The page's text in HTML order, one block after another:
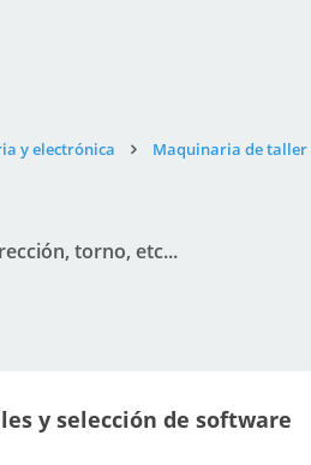
y electrónica Maquinaria de taller
torno, etc...
y selección de software